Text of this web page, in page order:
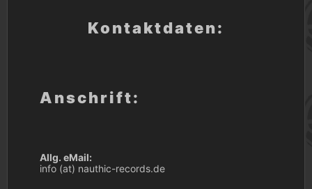
Kontaktdaten:
Anschrift:
Allg. eMail:
info (at) nauthic-records.de